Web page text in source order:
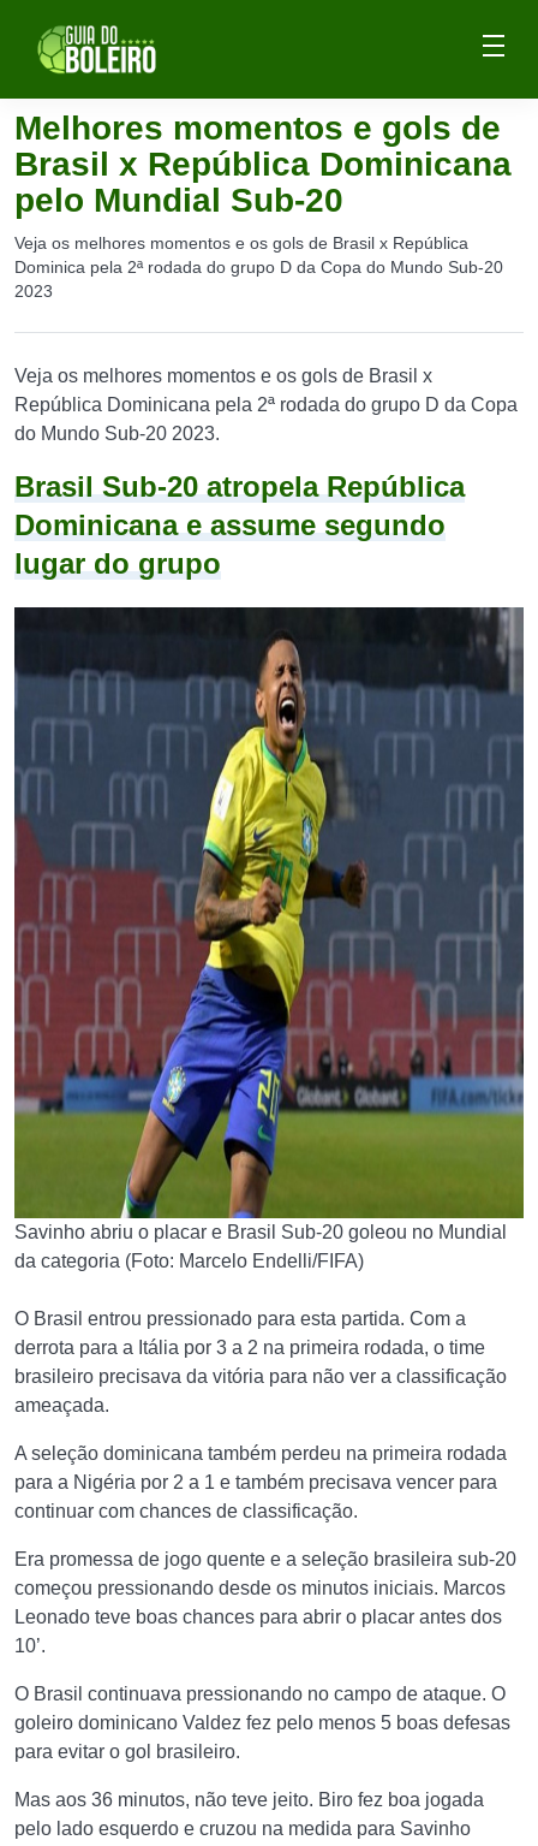
Melhores momentos e gols de
Brasil x República Dominicana
pelo Mundial Sub-20
Veja os melhores momentos e os gols de Brasil x República
Dominica pela 2ª rodada do grupo D da Copa do Mundo Sub-20
2023
Veja os melhores momentos e os gols de Brasil x
República Dominicana pela 2ª rodada do grupo D da Copa
do Mundo Sub-20 2023.
Brasil Sub-20 atropela República
Dominicana e assume segundo
lugar do grupo
Savinho abriu o placar e Brasil Sub-20 goleou no Mundial
da categoria (Foto: Marcelo Endelli/FIFA)
O Brasil entrou pressionado para esta partida. Com a
derrota para a Itália por 3 a 2 na primeira rodada, o time
brasileiro precisava da vitória para não ver a classificação
ameaçada.
A seleção dominicana também perdeu na primeira rodada
para a Nigéria por 2 a 1 e também precisava vencer para
continuar com chances de classificação.
Era promessa de jogo quente e a seleção brasileira sub-20
começou pressionando desde os minutos iniciais. Marcos
Leonado teve boas chances para abrir o placar antes dos
10’.
O Brasil continuava pressionando no campo de ataque. O
goleiro dominicano Valdez fez pelo menos 5 boas defesas
para evitar o gol brasileiro.
Mas aos 36 minutos, não teve jeito. Biro fez boa jogada
pelo lado esquerdo e cruzou na medida para Savinho